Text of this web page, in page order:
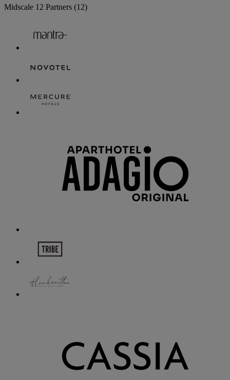
Midscale 12 Partners (12)